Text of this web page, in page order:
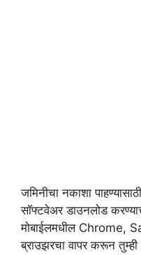
जमिनीचा नकाशा
सॉफ्टवेअर डाउनलोड
मोबाईलमधील Chrome,
ब्राउझरचा वापर करून